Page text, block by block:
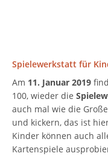
Spielewerkstatt für
Am 11. Januar 2019
100, wieder die
auch mal wie die
und kickern, das ist
Kinder können auch
Kartenspiele